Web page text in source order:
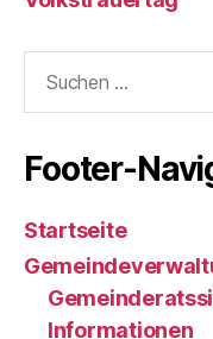
nach:
Footer-
Startseite
Informationen